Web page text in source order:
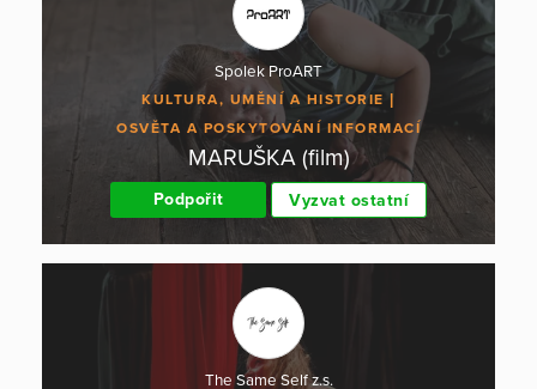
Spolek ProART
KULTURA, UMĚNÍ A HISTORIE
OSVĚTA A POSKYTOVÁNÍ INFORMACÍ
MARUŠKA (film)
Podpořit Vyzvat ostatní
The Same Self z.s.